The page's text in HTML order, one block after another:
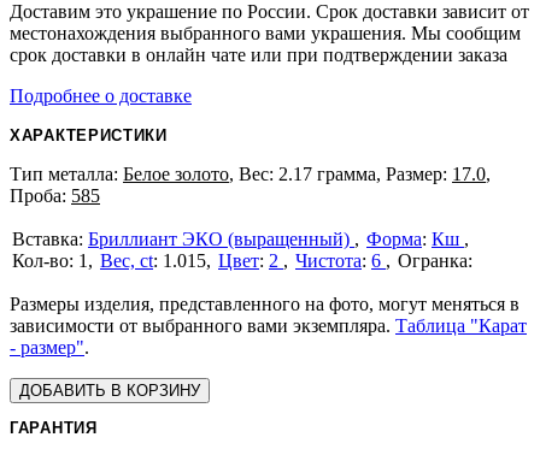
Доставим это украшение по России. Срок доставки зависит от
местонахождения выбранного вами украшения. Мы сообщим
срок доставки в онлайн чате или при подтверждении заказа
Подробнее о доставке
ХАРАКТЕРИСТИКИ
Тип металла: Белое золото, Вес: 2.17 грамма, Размер: 17.0,
Проба: 585
Бриллиант ЭКО (выращенный) Форма: Кш
1
Вес, ct: 1.015 Цвет: 2 Чистота: 6
Размеры изделия, представленного на фото, могут меняться в
зависимости от выбранного вами экземпляра. Таблица "Карат
- размер".
ДОБАВИТЬ В КОРЗИНУ
ГАРАНТИЯ